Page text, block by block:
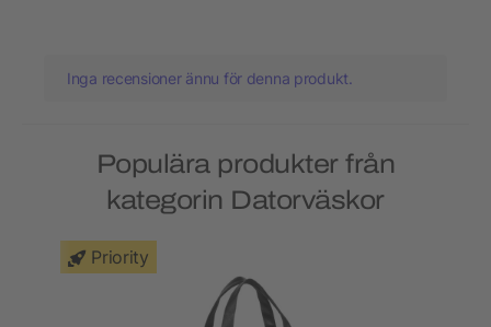
Inga recensioner ännu för denna produkt.
Populära produkter från
kategorin Datorväskor
Priority